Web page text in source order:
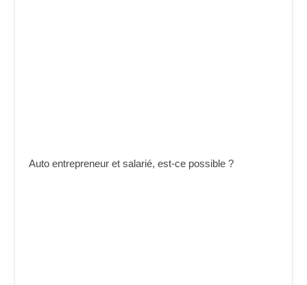
Auto entrepreneur et salarié, est-ce possible ?